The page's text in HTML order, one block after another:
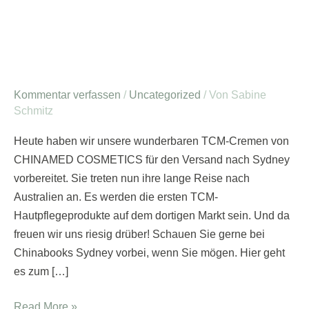
Kommentar verfassen / Uncategorized / Von Sabine
Schmitz
Heute haben wir unsere wunderbaren TCM-Cremen von
CHINAMED COSMETICS für den Versand nach Sydney
vorbereitet. Sie treten nun ihre lange Reise nach
Australien an. Es werden die ersten TCM-
Hautpflegeprodukte auf dem dortigen Markt sein. Und da
freuen wir uns riesig drüber! Schauen Sie gerne bei
Chinabooks Sydney vorbei, wenn Sie mögen. Hier geht
es zum […]
Read More »